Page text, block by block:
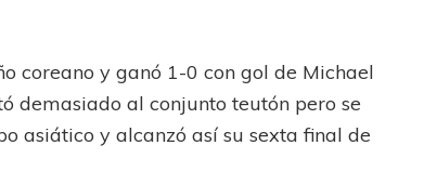
coreano y ganó 1-0 con gol de Michael
demasiado al conjunto teutón pero se
asiático y alcanzó así su sexta final de